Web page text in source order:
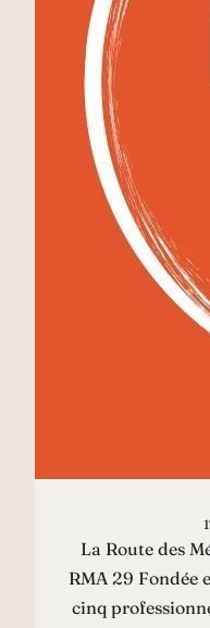
La Route des
RMA 29 Fondée
cinq